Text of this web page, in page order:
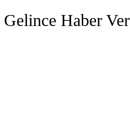
Gelince Haber Ver